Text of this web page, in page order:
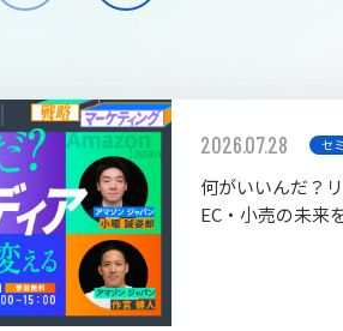
2026.07.28 セ
何がいいんだ？
EC・小売の未来